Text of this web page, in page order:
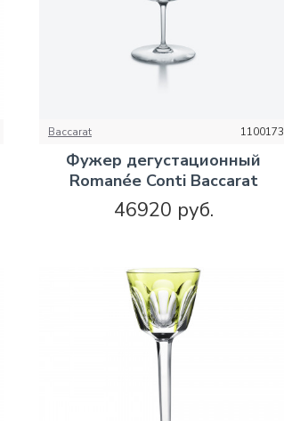
Baccarat 1100173
Фужер дегустационный
Romanée Conti Baccarat
46920 руб.